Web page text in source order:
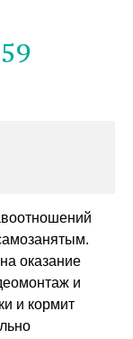
оказание
и
и кормит